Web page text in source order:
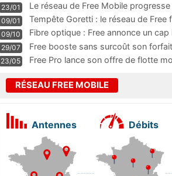
23/01
Le réseau de Free Mobile
m
09/01
Tempête Goretti : le réseau de Free
09/10
Fibre optique : Free annonce un
pass
29/07
Free booste sans surcoût son
23/05 Free Pro lance son offre de flotte
RÉSEAU FREE MOBILE
Antennes Débits